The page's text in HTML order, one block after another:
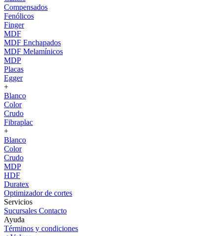
Compensados
Fenólicos
Finger
MDF
MDF Enchapados
MDF Melamínicos
MDP
Placas
Egger
+
Blanco
Color
Crudo
Fibraplac
+
Blanco
Color
Crudo
MDP
HDF
Duratex
Optimizador de cortes
Servicios
Sucursales Contacto
Ayuda
Términos y condiciones